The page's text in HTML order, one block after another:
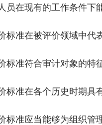
在现有的工作条件下
准在被评价领域中代表
符合审计对象的特
准在各个历史时期具有
应当能够为组织管